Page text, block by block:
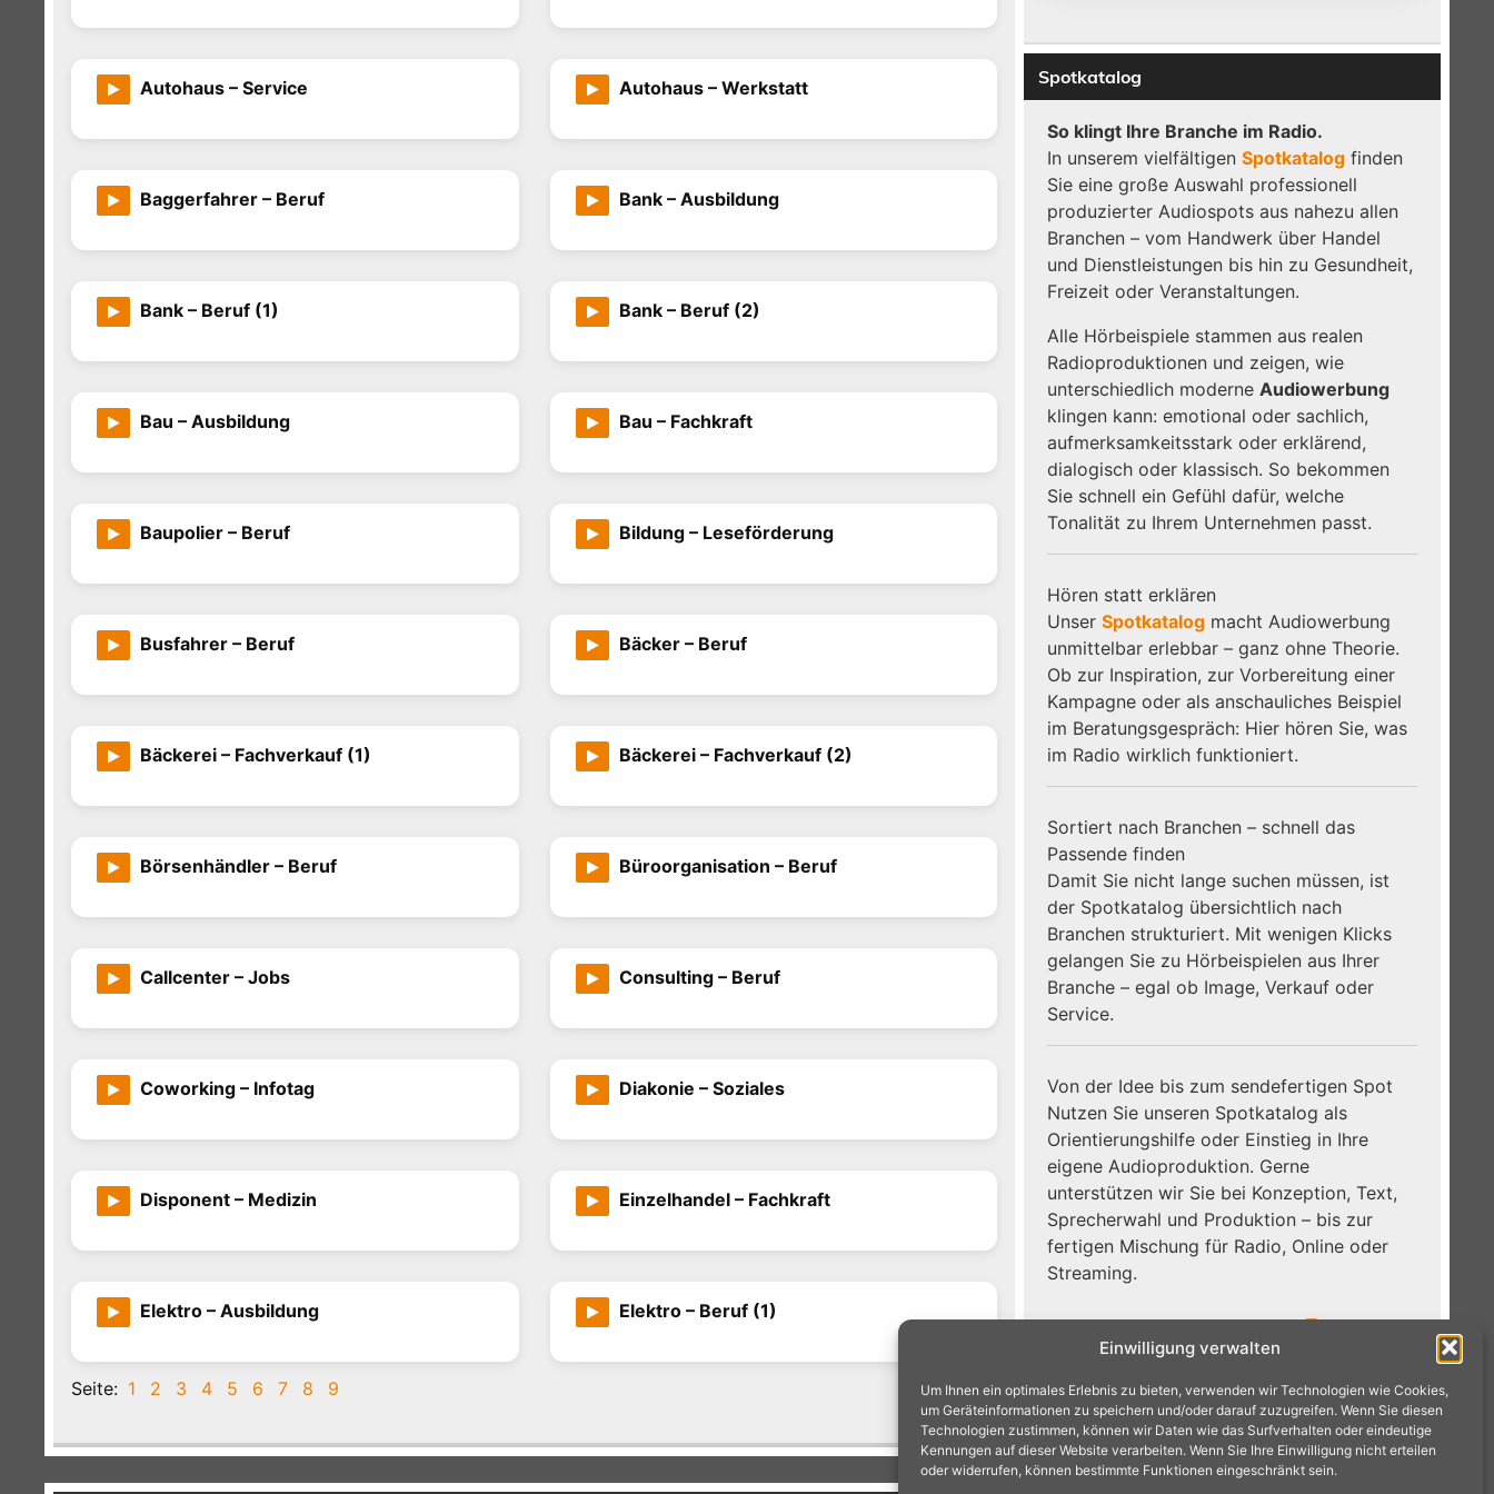
Einwilligung verwalten
Um Ihnen ein optimales Erlebnis zu bieten, verwenden wir Technologien wie Cookies,
um Geräteinformationen zu speichern und/oder darauf zuzugreifen. Wenn Sie diesen
Technologien zustimmen, können wir Daten wie das Surfverhalten oder eindeutige
Kennungen auf dieser Website verarbeiten. Wenn Sie Ihre Einwilligung nicht erteilen
oder widerrufen, können bestimmte Funktionen eingeschränkt sein.
Autohaus – Service Autohaus – Werkstatt
Baggerfahrer – Beruf Bank – Ausbildung
Bank – Beruf (1) Bank – Beruf (2)
Bau – Ausbildung Bau – Fachkraft
Baupolier – Beruf Bildung – Leseförderung
Busfahrer – Beruf Bäcker – Beruf
Bäckerei – Fachverkauf (1) Bäckerei – Fachverkauf (2)
Börsenhändler – Beruf Büroorganisation – Beruf
Callcenter – Jobs Consulting – Beruf
Coworking – Infotag Diakonie – Soziales
Disponent – Medizin Einzelhandel – Fachkraft
Elektro – Ausbildung Elektro – Beruf (1)
Seite: 1 2 3 4 5 6 7 8 9
Spotkatalog
So klingt Ihre Branche im Radio.
In unserem vielfältigenSpotkatalog finden
Sie eine große Auswahl professionell
produzierter Audiospots aus nahezu allen
Branchen – vom Handwerk über Handel
und Dienstleistungen bis hin zu Gesundheit,
Freizeit oder Veranstaltungen.
Alle Hörbeispiele stammen aus realen
Radioproduktionen und zeigen, wie
unterschiedlich moderne Audiowerbung
klingen kann: emotional oder sachlich,
aufmerksamkeitsstark oder erklärend,
dialogisch oder klassisch. So bekommen
Sie schnell ein Gefühl dafür, welche
Tonalität zu Ihrem Unternehmen passt.
Hören statt erklären
UnserSpotkatalog macht Audiowerbung
unmittelbar erlebbar – ganz ohne Theorie.
Ob zur Inspiration, zur Vorbereitung einer
Kampagne oder als anschauliches Beispiel
im Beratungsgespräch: Hier hören Sie, was
im Radio wirklich funktioniert.
Sortiert nach Branchen – schnell das
Passende finden
Damit Sie nicht lange suchen müssen, ist
der Spotkatalog übersichtlich nach
Branchen strukturiert. Mit wenigen Klicks
gelangen Sie zu Hörbeispielen aus Ihrer
Branche – egal ob Image, Verkauf oder
Service.
Von der Idee bis zum sendefertigen Spot
Nutzen Sie unseren Spotkatalog als
Orientierungshilfe oder Einstieg in Ihre
eigene Audioproduktion. Gerne
unterstützen wir Sie bei Konzeption, Text,
Sprecherwahl und Produktion – bis zur
fertigen Mischung für Radio, Online oder
Streaming.
Jetzt Hörbeispiele entdecken:Zum
Spotkatalog →